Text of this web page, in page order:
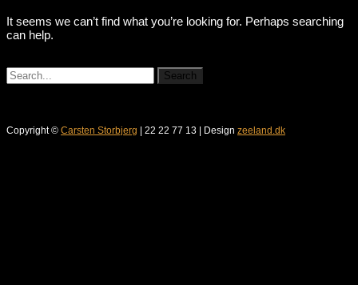
It seems we can’t find what you’re looking for. Perhaps searching
can help.
Copyright © Carsten Storbjerg | 22 22 77 13 | Design zeeland.dk